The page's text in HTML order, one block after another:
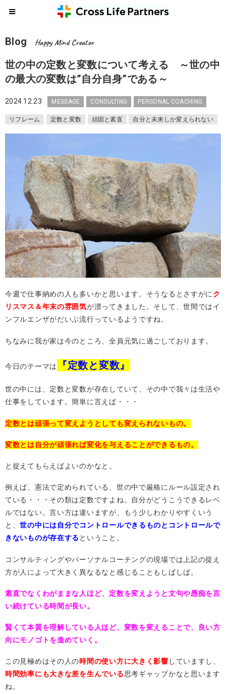
Blog Happy Mind Creator
世の中の定数と変数について考える ～世の中
の最大の変数は”自分自身”である～
2024.12.23 MESSAGE CONSULTING PERSONAL COACHING
リフレーム 定数と変数 頑固と素直 自分と未来しか変えられない
今週で仕事納めの人も多いかと思います。そうなるとさすがにク
リスマス＆年末の雰囲気が漂ってきました。そして、世間ではイ
ンフルエンザがだいぶ流行っているようですね。
ちなみに我が家は今のところ、全員元気に過ごしております。
今日のテーマは 『定数と変数』
世の中には、定数と変数が存在していて、その中で我々は生活や
仕事をしています。簡単に言えば・・・
定数とは頑張って変えようとしても変えられないもの。
変数とは自分が頑張れば変化を与えることができるもの。
と捉えてもらえばよいのかなと。
例えば、憲法で定められている、世の中で厳格にルール設定され
ている・・・その類は定数ですよね。自分がどうこうできるレベ
ルではない。言い方は違いますが、もう少しわかりやすくいう
と、世の中には自分でコントロールできるものとコントロールで
きないものが存在する ということ。
コンサルティングやパーソナルコーチングの現場では上記の捉え
方が人によって大きく異なるなと感じることもしばしば。
素直でなくわがままな人ほど、定数を変えようと文句や愚痴を言
い続けている時間が長い。
賢くて本質を理解している人ほど、変数を変えることで、良い方
向にモノゴトを進めていく。
この見極めはその人の時間の使い方に大きく影響 していますし、
時間効率にも大きな差を生んでいる思考ギャップかなと思います
ね。